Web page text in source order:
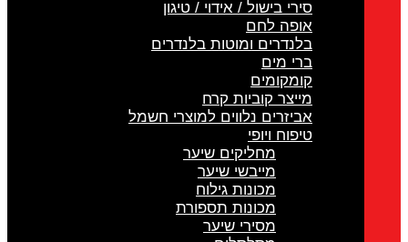
סירי בישול / אידוי / טיגון
אופה לחם
בלנדרים ומוטות בלנדרים
ברי מים
קומקומים
מייצר קוביות קרח
אביזרים נלווים למוצרי חשמל
טיפוח ויופי
מחליקים שיער
מייבשי שיער
מכונות גילוח
מכונות תספורת
מסירי שיער